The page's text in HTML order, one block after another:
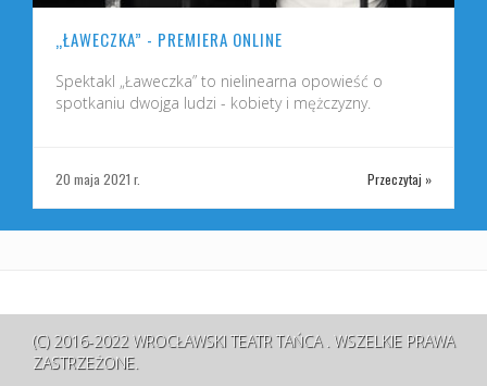
„ŁAWECZKA” - PREMIERA ONLINE
Spektakl „Ławeczka” to nielinearna opowieść o
spotkaniu dwojga ludzi - kobiety i mężczyzny.
20 maja 2021 r. Przeczytaj »
(C) 2016-2022 WROCŁAWSKI TEATR TAŃCA . WSZELKIE PRAWA
ZASTRZEŻONE.